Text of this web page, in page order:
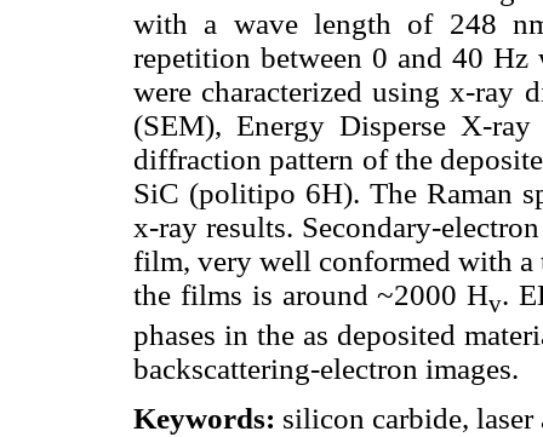
with a wave length of 248
repetition between 0 and 40
were characterized using x-ray
(SEM), Energy Disperse X-
diffraction pattern of the
SiC (politipo 6H). The Raman
x-ray results. Secondary-
film, very well conformed with a
the films is around ~2000 Hv.
phases in the as deposited
backscattering-electron images.
Keywords: silicon carbide,